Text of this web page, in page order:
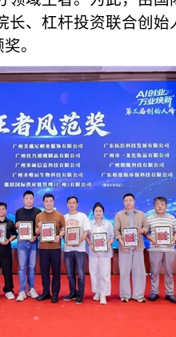
长、杠杆投资联合创
。